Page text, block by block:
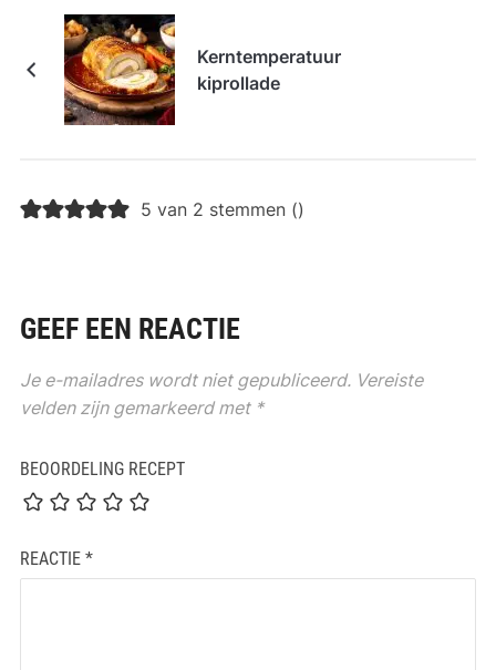
Kerntemperatuur
kiprollade
5 van 2 stemmen ()
GEEF EEN REACTIE
Je e-mailadres wordt niet gepubliceerd. Vereiste
velden zijn gemarkeerd met *
BEOORDELING RECEPT
REACTIE *